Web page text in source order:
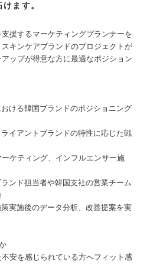
ます。
援するマーケティングプランナーを
キンケアブランドのプロジェクトが
ップが得意な方に最適なポジション
ける韓国ブランドのポジショニング
イアントブランドの特性に応じた戦
ケティング、インフルエンサー施
ンド担当者や韓国支社の営業チーム
実施後のデータ分析、改善提案を実
安を感じられている方へフィット感